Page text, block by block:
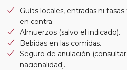
Guías locales, entradas ni
en contra.
Almuerzos (salvo el indicado).
Bebidas en las comidas.
Seguro de anulación
nacionalidad).